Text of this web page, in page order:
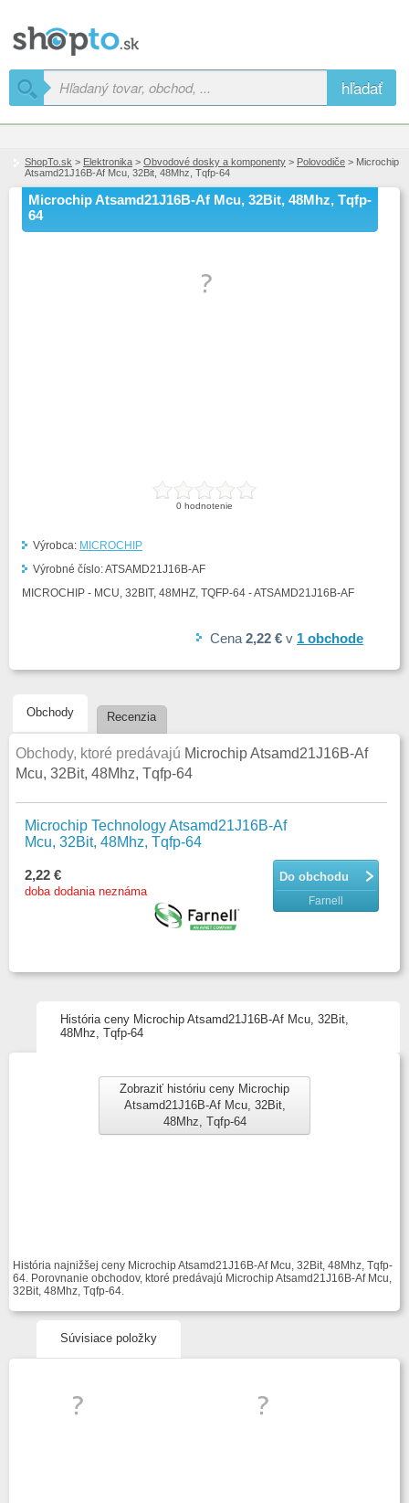
hľadať
ShopTo.sk > Elektronika > Obvodové dosky a komponenty > Polovodiče > Microchip
Atsamd21J16B-Af Mcu, 32Bit, 48Mhz, Tqfp-64
Microchip Atsamd21J16B-Af Mcu, 32Bit, 48Mhz, Tqfp-
64
0 hodnotenie
Výrobca: MICROCHIP
Výrobné číslo:ATSAMD21J16B-AF
MICROCHIP - MCU, 32BIT, 48MHZ, TQFP-64 - ATSAMD21J16B-AF
Cena 2,22 € v 1 obchode
Obchody Recenzia
Obchody, ktoré predávajú Microchip Atsamd21J16B-Af
Mcu, 32Bit, 48Mhz, Tqfp-64
Microchip Technology Atsamd21J16B-Af
Mcu, 32Bit, 48Mhz, Tqfp-64
Do obchodu
Farnell
2,22 €
doba dodania neznáma
História ceny Microchip Atsamd21J16B-Af Mcu, 32Bit,
48Mhz, Tqfp-64
Zobraziť históriu ceny Microchip
Atsamd21J16B-Af Mcu, 32Bit,
48Mhz, Tqfp-64
História najnižšej ceny Microchip Atsamd21J16B-Af Mcu, 32Bit, 48Mhz, Tqfp-
64. Porovnanie obchodov, ktoré predávajú Microchip Atsamd21J16B-Af Mcu,
32Bit, 48Mhz, Tqfp-64.
Súvisiace položky